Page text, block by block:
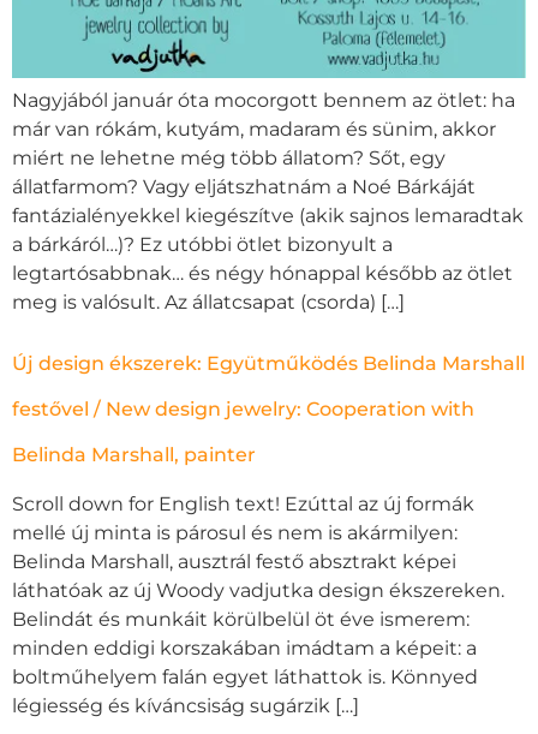
Nagyjából január óta mocorgott bennem az ötlet: ha
már van rókám, kutyám, madaram és sünim, akkor
miért ne lehetne még több állatom? Sőt, egy
állatfarmom? Vagy eljátszhatnám a Noé Bárkáját
fantázialényekkel kiegészítve (akik sajnos lemaradtak
a bárkáról…)? Ez utóbbi ötlet bizonyult a
legtartósabbnak… és négy hónappal később az ötlet
meg is valósult. Az állatcsapat (csorda) […]
Új design ékszerek: Együtműködés Belinda Marshall
festővel / New design jewelry: Cooperation with
Belinda Marshall, painter
Scroll down for English text! Ezúttal az új formák
mellé új minta is párosul és nem is akármilyen:
Belinda Marshall, ausztrál festő absztrakt képei
láthatóak az új Woody vadjutka design ékszereken.
Belindát és munkáit körülbelül öt éve ismerem:
minden eddigi korszakában imádtam a képeit: a
boltműhelyem falán egyet láthattok is. Könnyed
légiesség és kíváncsiság sugárzik […]